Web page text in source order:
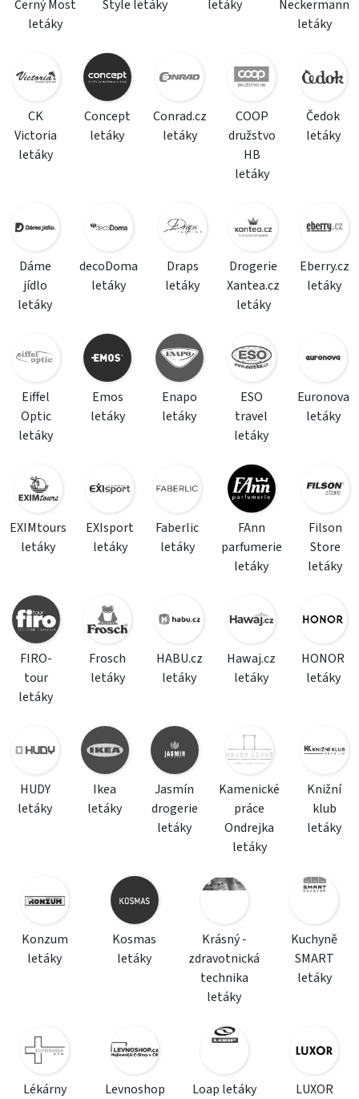
Černý Most
letáky
Style letáky letáky
Neckermann
letáky
CK
Victoria
letáky
Concept
letáky
Conrad.cz
letáky
COOP
družstvo
HB
letáky
Čedok
letáky
Dáme
jídlo
letáky
decoDoma
letáky
Draps
letáky
Drogerie
Xantea.cz
letáky
Eberry.cz
letáky
Eiffel
Optic
letáky
Emos
letáky
Enapo
letáky
ESO
travel
letáky
Euronova
letáky
EXIMtours
letáky
EXIsport
letáky
Faberlic
letáky
FAnn
parfumerie
letáky
Filson
Store
letáky
FIRO-
tour
letáky
Frosch
letáky
HABU.cz
letáky
Hawaj.cz
letáky
HONOR
letáky
HUDY
letáky
Ikea
letáky
Jasmín
drogerie
letáky
Kamenické
práce
Ondrejka
letáky
Knižní
klub
letáky
Konzum
letáky
Kosmas
letáky
Krásný -
zdravotnická
technika
letáky
Kuchyně
SMART
letáky
Lékárny
Levnoshop
Loap letáky
LUXOR